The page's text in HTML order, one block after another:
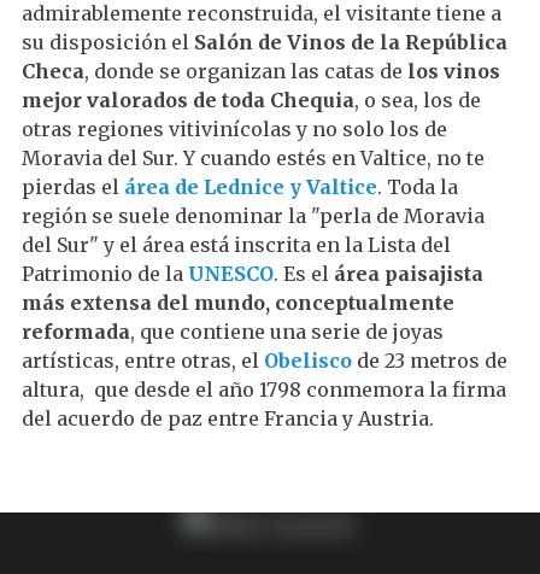
admirablemente reconstruida, el visitante tiene a
su disposición el Salón de Vinos de la República
Checa, donde se organizan las catas de los vinos
mejor valorados de toda Chequia, o sea, los de
otras regiones vitivinícolas y no solo los de
Moravia del Sur. Y cuando estés en Valtice, no te
pierdas el área de Lednice y Valtice. Toda la
región se suele denominar la "perla de Moravia
del Sur" y el área está inscrita en la Lista del
Patrimonio de la UNESCO. Es el área paisajista
más extensa del mundo, conceptualmente
reformada, que contiene una serie de joyas
artísticas, entre otras, el Obelisco de 23 metros de
altura, que desde el año 1798 conmemora la firma
del acuerdo de paz entre Francia y Austria.